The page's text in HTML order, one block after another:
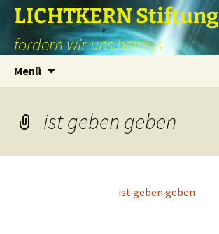
Zum
Inhalt
springen
LICHTKERN Stiftung
fordern wir uns heraus
Menü
ist geben geben
ist geben geben